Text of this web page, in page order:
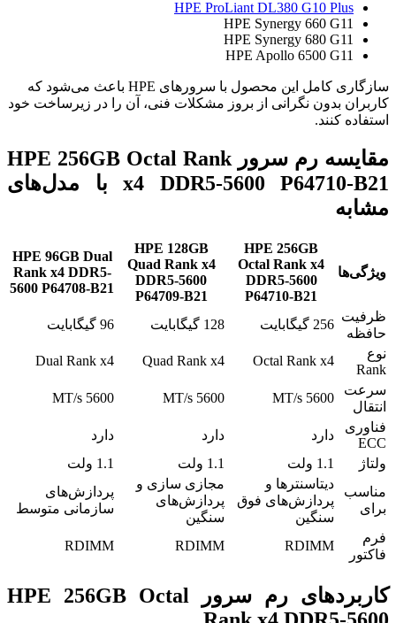
HPE ProLiant DL380 G10 Plus
HPE Synergy 660 G11
HPE Synergy 680 G11
HPE Apollo 6500 G11
سازگاری کامل این محصول با سرورهای HPE باعث می‌شود که
کاربران بدون نگرانی از بروز مشکلات فنی، آن را در زیرساخت خود
استفاده کنند.
مقایسه رم سرور HPE 256GB Octal Rank
x4 DDR5-5600 P64710-B21 با مدل‌های
مشابه
ویژگی‌ها
HPE 256GB
Octal Rank x4
DDR5-5600
P64710-B21
HPE 128GB
Quad Rank x4
DDR5-5600
P64709-B21
HPE 96GB Dual
Rank x4 DDR5-
5600 P64708-B21
ظرفیت
حافظه
256 گیگابایت 128 گیگابایت
96 گیگابایت
نوع
Rank
Octal Rank x4
Quad Rank x4
Dual Rank x4
سرعت
انتقال
5600 MT/s
5600 MT/s
5600 MT/s
فناوری
ECC
دارد دارد
دارد
ولتاژ
1.1 ولت 1.1 ولت
1.1 ولت
مناسب
برای
دیتاسنترها و
پردازش‌های فوق
سنگین
مجازی سازی و
پردازش‌های
سنگین
پردازش‌های
سازمانی متوسط
فرم
فاکتور
RDIMM
RDIMM
RDIMM
کاربردهای رم سرور HPE 256GB Octal